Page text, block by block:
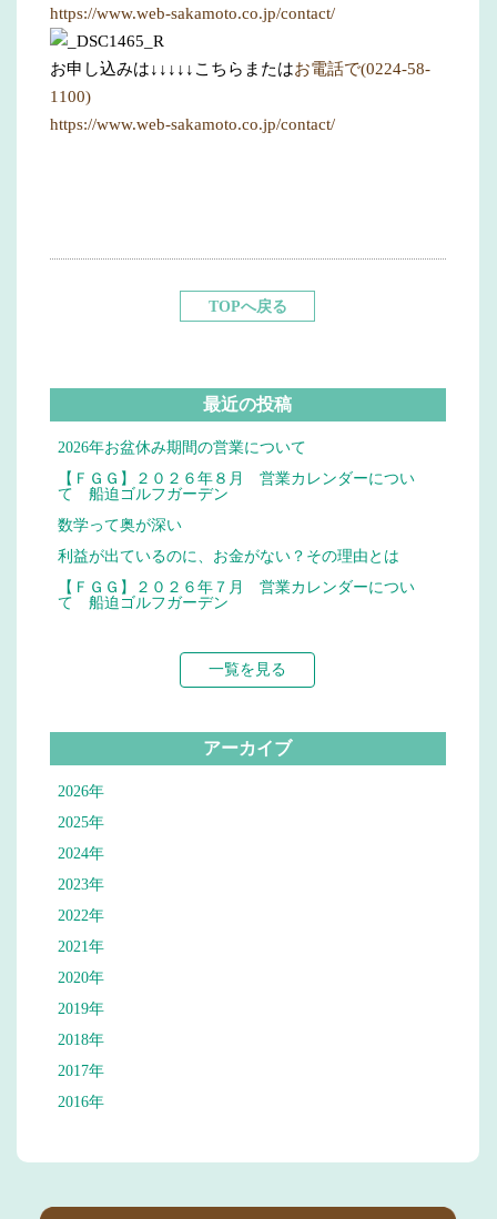
https://www.web-sakamoto.co.jp/contact/
お申し込みは↓↓↓↓↓こちらまたはお電話で(0224-58-
1100)
https://www.web-sakamoto.co.jp/contact/
TOPへ戻る
最近の投稿
2026年お盆休み期間の営業について
【ＦＧＧ】２０２６年８月 営業カレンダーについ
て 船迫ゴルフガーデン
数学って奥が深い
利益が出ているのに、お金がない？その理由とは
【ＦＧＧ】２０２６年７月 営業カレンダーについ
て 船迫ゴルフガーデン
一覧を見る
アーカイブ
2026年
2025年
2024年
2023年
2022年
2021年
2020年
2019年
2018年
2017年
2016年